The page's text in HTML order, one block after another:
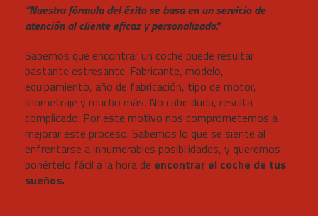
“Nuestra fórmula del éxito se basa en un servicio de
atención al cliente eficaz y personalizado.”
Sabemos que encontrar un coche puede resultar
bastante estresante. Fabricante, modelo,
equipamiento, año de fabricación, tipo de motor,
kilometraje y mucho más. No cabe duda, resulta
complicado. Por este motivo nos comprometemos a
mejorar este proceso. Sabemos lo que se siente al
enfrentarse a innumerables posibilidades, y queremos
ponértelo fácil a la hora de encontrar el coche de tus
sueños.